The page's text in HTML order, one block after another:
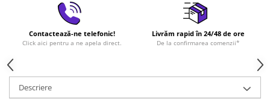
Contactează-ne telefonic!
Click aici pentru a ne apela direct.
Livrăm rapid în 24/48 de ore
De la confirmarea comenzii*
Descriere